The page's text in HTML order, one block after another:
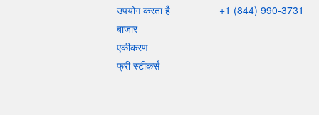
उपयोग करता है
बाजार
एकीकरण
फ्री स्टीकर्स
+1 (844) 990-3731